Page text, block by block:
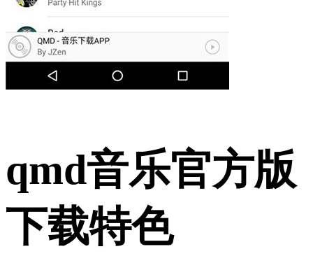
qmd音乐官方版
下载特色